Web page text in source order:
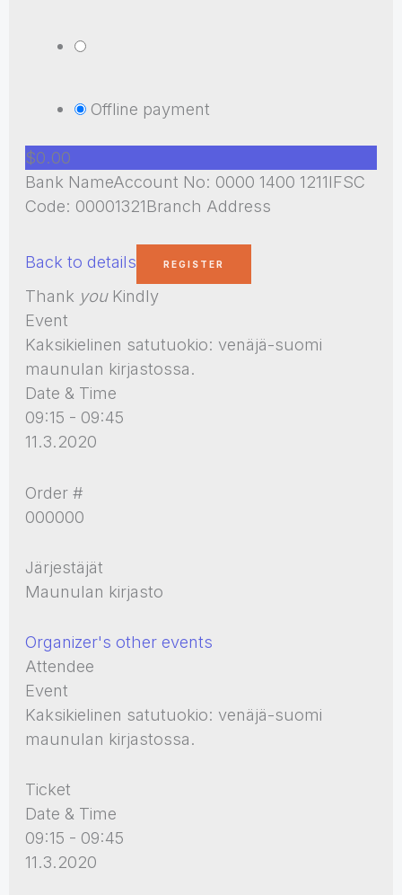
Offline payment
$0.00
Bank NameAccount No: 0000 1400 1211IFSC
Code: 00001321Branch Address
Back to details
Thank youKindly
Event
Kaksikielinen satutuokio: venäjä-suomi
maunulan kirjastossa.
Date & Time
09:15 - 09:45
11.3.2020
Order #
000000
Järjestäjät
Maunulan kirjasto
Organizer's other events
Attendee
Event
Kaksikielinen satutuokio: venäjä-suomi
maunulan kirjastossa.
Ticket
Date & Time
09:15 - 09:45
11.3.2020